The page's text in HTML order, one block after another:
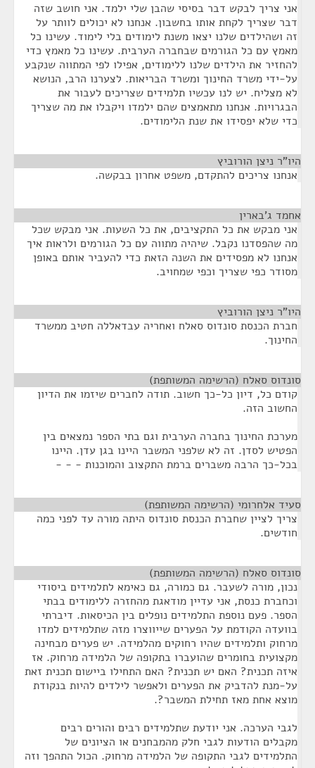
אני צריך לבקש דבר בסיסי שהבן שלי ילמד. אני חושב שזה
דבר שצריך לקחת אותו בחשבון. אנחנו לא יכולים לוותר על
זה ושהילדים שלנו יצאו משנת לימודים בלי לימוד. עשינו כל
מאמץ עם כל הגורמים שבחברה הערבית. עשינו כל מאמץ כדי
להחזיר את הילדים שלנו ללימודים, אפילו לפי המתווה שנקבע
על-ידי משרד החינוך ומשרד הבריאות. לצערנו הרב, הנושא
לא מצליח. יש לנו עכשיו תלמידים שצריכים לעבור את
הבגרויות. אנחנו מתאמצים שהם ילמדו ויקבלו את מה שצריך
כדי שלא יפסידו את שנת הלימודים.
היו"ר ניצן הורוביץ
אנחנו צריכים להתקדם, משפט אחרון בבקשה.
אחמד ג'בארין
אני מבקש את כל התקציבים, את כל השעות. אני מבקש שכל
מה שהפסדנו נקבל. שיהיה מתווה עם כל הגורמים ולראות איך
אנחנו לא מפסידים את השנה הזאת כדי להעביר אותם באופן
מסודר כפי שצריך וכפי שמחויב.
היו"ר ניצן הורוביץ
חברת הכנסת סונדוס סאלח ואחריה עבדאללה חטיב ממשרד
החינוך.
סונדוס סאלח (הרשימה המשותפת)
קודם כל, דיון כל-כך חשוב. תודה לחברים שיזמו את הדיון
החשוב הזה.
מערכת החינוך בחברה הערבית וגם בתי הספר נמצאים בין
הפטיש לסדן. זה לא שלפני המשבר היינו בגן עדן. היינו
בכל-כך הרבה משברים ברמת התקצוב והמוכנות - - -
סעיד אלחרומי (הרשימה המשותפת)
צריך לציין שחברת הכנסת סונדוס היתה מורה עד לפני כמה
חודשים.
סונדוס סאלח (הרשימה המשותפת)
נכון, מורה לשעבר. גם כמורה, גם כאימא לתלמידים ביסודי
וכחברת כנסת, אני עדיין מודאגת מהחזרה ללימודים בבתי
הספר. פעם נוספת התלמידים נופלים בין הכיסאות. דיברתי
בוועדה הקודמת על הפערים שייווצרו מזה שתלמידים למדו
מרחוק ותלמידים שהיו רחוקים מהלמידה. יש פערים מבחינה
מקצועית בחומרים שהועברו בתקופה של הלמידה מרחוק. אז
איזה תכנית? האם יש תכנית? האם התחילו ביישום תכנית זאת
על-מנת להדביק את הפערים ולאפשר לילדים להיות בנקודת
מוצא אחת מאז תחילת המשבר?.
לגבי הערכה. אני יודעת שתלמידים רבים והורים רבים
מקבלים הודעות לגבי חלק מהמבחנים או הציונים של
התלמידים לגבי התקופה של הלמידה מרחוק. הכול התהפך וזה